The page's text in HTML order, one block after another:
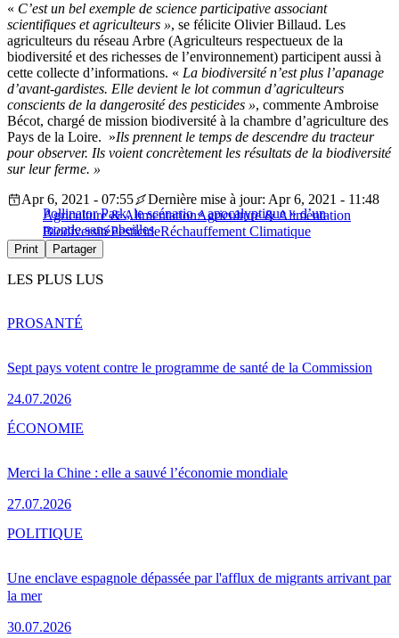
« C’est un bel exemple de science participative associant
scientifiques et agriculteurs​ », se félicite Olivier Billaud. Les
agriculteurs du réseau Arbre (Agriculteurs respectueux de la
biodiversité et des richesses de l’environnement) participent aussi à
cette collecte d’informations. « La biodiversité n’est plus l’apanage
d’avant-gardistes. Elle devient le lot commun d’agriculteurs
conscients de la dangerosité des pesticides », commente Ambroise
Bécot, chargé de mission biodiversité à la chambre d’agriculture des
Pays de la Loire. ​ »Ils prennent le temps de descendre du tracteur
pour observer. Ils voient concrètement les résultats de la biodiversité
sur leur ferme. »
Pollinator Park, le scénario « apocalyptique » d’un
monde sans abeilles
Apr 6, 2021 - 07:55
Dernière mise à jour: Apr 6, 2021 - 11:48
Agriculture & AlimentationAgriculture & Alimentation
BiodiversitéPesticideRéchauffement Climatique
Print Partager
LES PLUS LUS
Sept pays votent contre le programme de santé de la Commission
24.07.2026
PROSANTÉ
Merci la Chine : elle a sauvé l’économie mondiale
27.07.2026
ÉCONOMIE
Une enclave espagnole dépassée par l'afflux de migrants arrivant par
la mer
30.07.2026
POLITIQUE